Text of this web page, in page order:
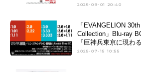
2025-09-01 20:40
「EVANGELION
Collection」Blu-ray
『巨神兵東京に現わ
2025-07-15 10:55